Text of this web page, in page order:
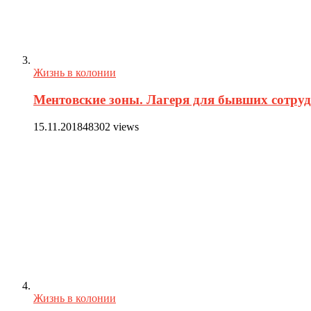
Жизнь в колонии
Ментовские зоны. Лагеря для бывших
15.11.201848302 views
Жизнь в колонии